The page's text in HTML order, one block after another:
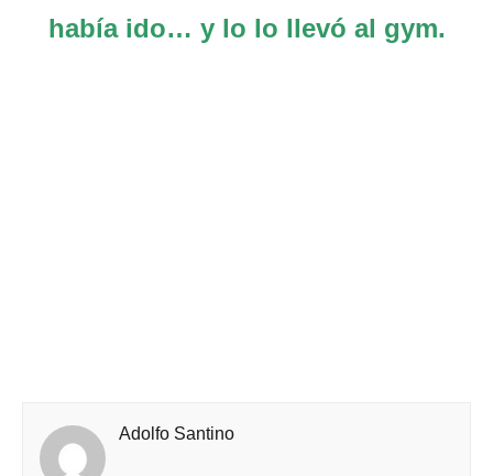
había ido… y lo lo llevó al gym.
Adolfo Santino